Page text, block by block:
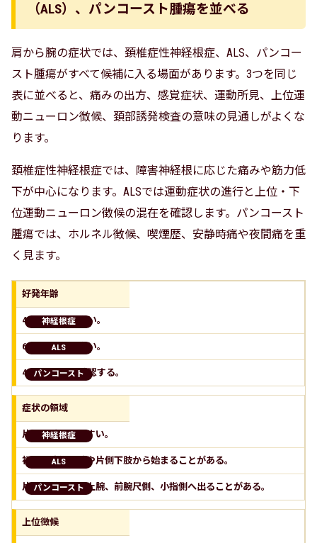
（ALS）、パンコースト腫瘍を並べる
肩から腕の症状では、頚椎症性神経根症、ALS、パンコー
スト腫瘍がすべて候補に入る場面があります。3つを同じ
表に並べると、痛みの出方、感覚症状、運動所見、上位運
動ニューロン徴候、頚部誘発検査の意味の見通しがよくな
ります。
頚椎症性神経根症では、障害神経根に応じた痛みや筋力低
下が中心になります。ALSでは運動症状の進行と上位・下
位運動ニューロン徴候の混在を確認します。パンコースト
腫瘍では、ホルネル徴候、喫煙歴、安静時痛や夜間痛を重
く見ます。
好発年齢
40から60歳に多い。
60から70歳に多い。
40から70歳で確認する。
症状の領域
片側上肢に出やすい。
初期に片側上肢や片側下肢から始まることがある。
片側上肢、肩、上腕、前腕尺側、小指側へ出ることがある。
上位徴候